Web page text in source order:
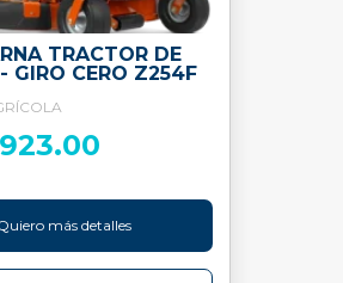
TRACTOR DE
GIRO CERO Z254F
más detalles